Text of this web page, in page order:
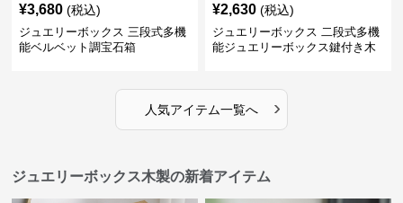
¥3,680 (税込)
ジュエリーボックス 三段式多機
能ベルベット調宝石箱
¥2,630 (税込)
ジュエリーボックス 二段式多機
能ジュエリーボックス鍵付き木
人気アイテム一覧へ ›
ジュエリーボックス木製の新着アイテム